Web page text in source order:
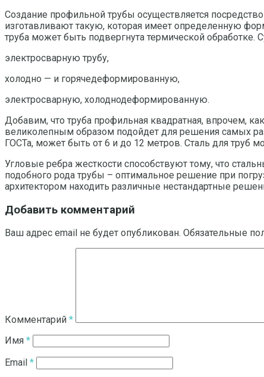
Создание профильной трубы осуществляется
изготавливают такую, которая имеет определенную
труба может быть подвергнута термической
электросварную трубу,
холодно — и горячедеформированную,
электросварную, холоднодеформированную.
Добавим, что труба профильная квадратная, впрочем,
великолепным образом подойдет для решения самых
ГОСТа, может быть от 6 и до 12 метров. Сталь для труб
Угловые ребра жесткости способствуют тому, что
подобного рода трубы – оптимальное решение при
архитектором находить различные нестандартные
Добавить комментарий
Ваш адрес email не будет опубликован. Обязательные
Комментарий *
Имя *
Email *